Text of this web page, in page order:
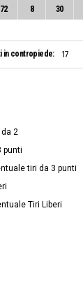
72 8 30
in contropiede: 17
da 2
punti
tiri da 3 punti
Tiri Liberi